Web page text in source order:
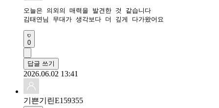
오늘은 의외의 매력을 발견한 것 같습니다
김태연님 무대가 생각보다 더 깊게 다가왔어요
0
답글 쓰기
2026.06.02 13:41
기쁜기린E159355